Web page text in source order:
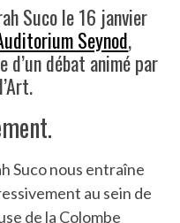
Suco le 16 janvier
Seynod,
d’un débat animé par
Suco nous entraîne
au sein de
de la Colombe